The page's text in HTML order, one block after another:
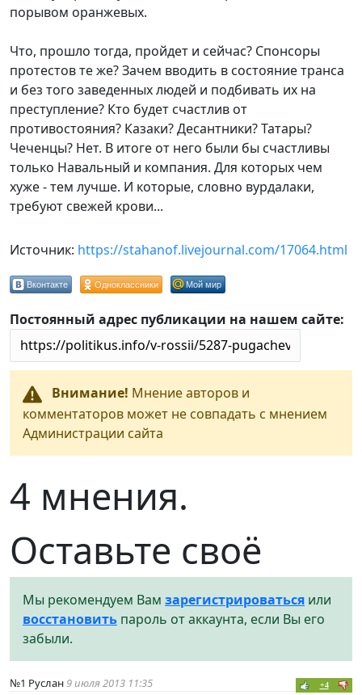
порывом оранжевых.
Что, прошло тогда, пройдет и сейчас? Спонсоры
протестов те же? Зачем вводить в состояние транса
и без того заведенных людей и подбивать их на
преступление? Кто будет счастлив от
противостояния? Казаки? Десантники? Татары?
Чеченцы? Нет. В итоге от него были бы счастливы
только Навальный и компания. Для которых чем
хуже - тем лучше. И которые, словно вурдалаки,
требуют свежей крови...
Источник: https://stahanof.livejournal.com/17064.html
Вконтакте Одноклассники Мой мир
Постоянный адрес публикации на нашем сайте:
Внимание! Мнение авторов и
комментаторов может не совпадать с мнением
Администрации сайта
4 мнения.
Оставьте своё
Мы рекомендуем Вам зарегистрироваться или
восстановить пароль от аккаунта, если Вы его
забыли.
№1 Руслан9 июля 2013 11:35 +4